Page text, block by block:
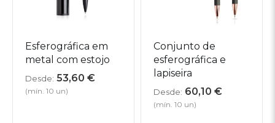
Esferográfica em
metal com estojo
Desde: 53,60 €
(mín. 10 un)
Conjunto de
esferográfica e
lapiseira
Desde: 60,10 €
(mín. 10 un)